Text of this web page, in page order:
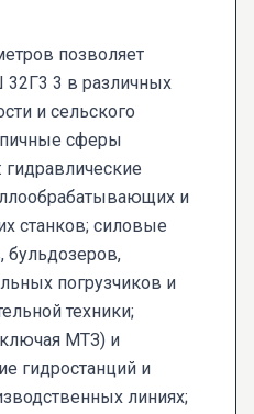
позволяет
32Г3 3 в различных
и сельского
сферы
и
станков; силовые
бульдозеров,
погрузчиков и
техники;
МТЗ) и
гидростанций и
линиях;